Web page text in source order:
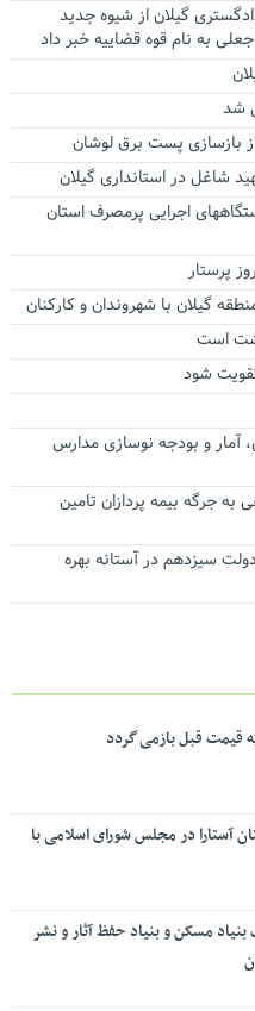
گیلان از شیوه جدید
به نام قوه قضاییه خبر داد
شد
بازسازی پست برق لوشان
شاغل در استانداری گیلان
اجرایی پرمصرف استان
پرستار
گیلان با شهروندان و کارکنان
شود
آمار و بودجه نوسازی مدارس
به جرگه بیمه پردازان تامین
سیزدهم در آستانه بهره
قیمت قبل بازمی گردد
آستارا در مجلس شورای اسلامی با
مسکن و بنیاد حفظ آثار و نشر